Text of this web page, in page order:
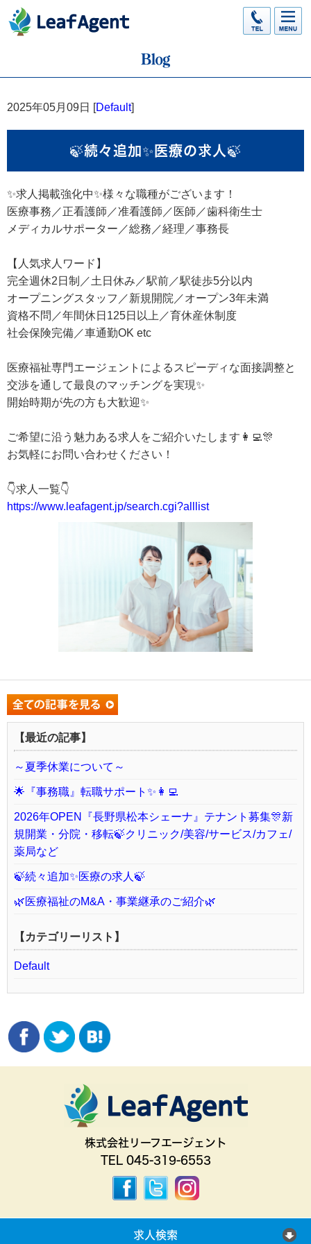
2025年05月09日 [Default]
🍃続々追加✨医療の求人🍃
✨求人掲載強化中✨様々な職種がございます！
医療事務／正看護師／准看護師／医師／歯科衛生士
メディカルサポーター／総務／経理／事務長
【人気求人ワード】
完全週休2日制／土日休み／駅前／駅徒歩5分以内
オープニングスタッフ／新規開院／オープン3年未満
資格不問／年間休日125日以上／育休産休制度
社会保険完備／車通勤OK etc
医療福祉専門エージェントによるスピーディな面接調整と
交渉を通して最良のマッチングを実現✨
開始時期が先の方も大歓迎✨
ご希望に沿う魅力ある求人をご紹介いたします👩‍💻🎊
お気軽にお問い合わせください！
👇求人一覧👇
https://www.leafagent.jp/search.cgi?alllist
【最近の記事】
～夏季休業について～
🌟『事務職』転職サポート✨👩‍💻
2026年OPEN『長野県松本シェーナ』テナント募集🎊新
規開業・分院・移転🍃クリニック/美容/サービス/カフェ/
薬局など
🍃続々追加✨医療の求人🍃
🌿医療福祉のM&A・事業継承のご紹介🌿
【カテゴリーリスト】
Default
株式会社リーフエージェント
TEL 045-319-6553
求人検索